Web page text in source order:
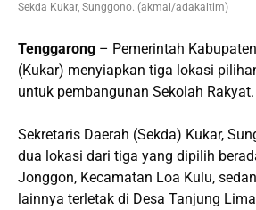
Sekda Kukar, Sunggono. (akmal/adakaltim)
Tenggarong – Pemerintah
(Kukar) menyiapkan tiga lokasi
untuk pembangunan Sekolah Rakyat.
Sekretaris Daerah (Sekda) Kukar,
dua lokasi dari tiga yang dipilih
Jonggon, Kecamatan Loa Kulu,
lainnya terletak di Desa Tanjung